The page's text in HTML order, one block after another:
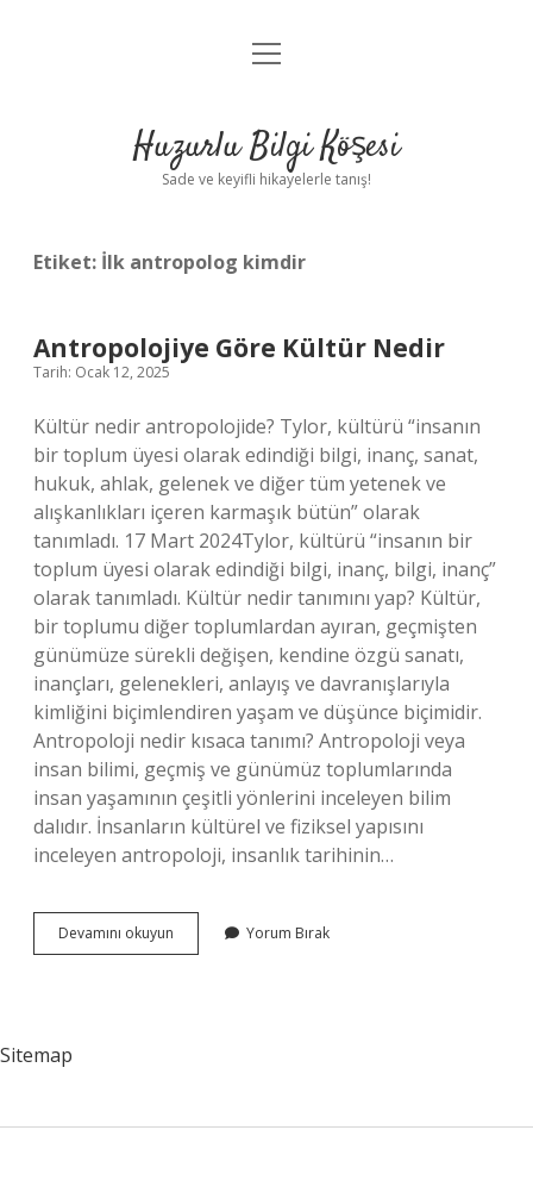
Anasayfa
Yasal Uyarı
menüyü
Huzurlu Bilgi Köşesi
Sade ve keyifli hikayelerle tanış!
Etiket: İlk antropolog kimdir
Antropolojiye Göre Kültür Nedir
Tarih: Ocak 12, 2025
Kültür nedir antropolojide? Tylor, kültürü “insanın
bir toplum üyesi olarak edindiği bilgi, inanç, sanat,
hukuk, ahlak, gelenek ve diğer tüm yetenek ve
alışkanlıkları içeren karmaşık bütün” olarak
tanımladı. 17 Mart 2024Tylor, kültürü “insanın bir
toplum üyesi olarak edindiği bilgi, inanç, bilgi, inanç”
olarak tanımladı. Kültür nedir tanımını yap? Kültür,
bir toplumu diğer toplumlardan ayıran, geçmişten
günümüze sürekli değişen, kendine özgü sanatı,
inançları, gelenekleri, anlayış ve davranışlarıyla
kimliğini biçimlendiren yaşam ve düşünce biçimidir.
Antropoloji nedir kısaca tanımı? Antropoloji veya
insan bilimi, geçmiş ve günümüz toplumlarında
insan yaşamının çeşitli yönlerini inceleyen bilim
dalıdır. İnsanların kültürel ve fiziksel yapısını
inceleyen antropoloji, insanlık tarihinin…
Devamını okuyun Antropolojiye
Göre
Yorum Bırak
Sitemap